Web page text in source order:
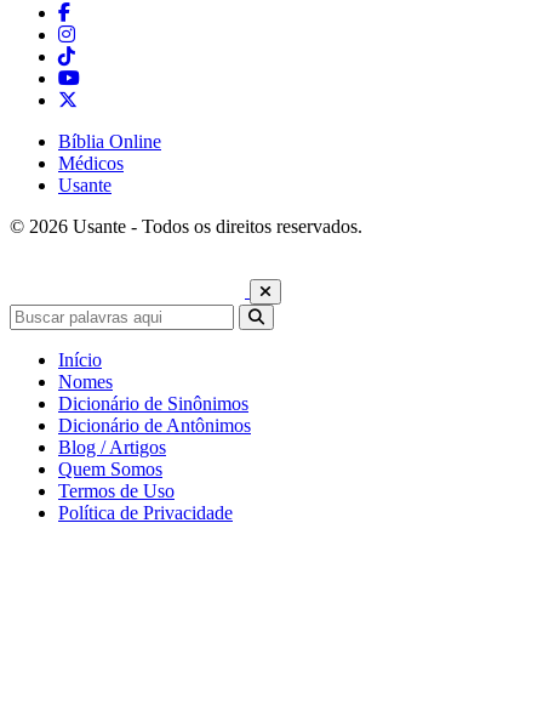
Bíblia Online
Médicos
Usante
© 2026 Usante - Todos os direitos reservados.
Início
Nomes
Dicionário de Sinônimos
Dicionário de Antônimos
Blog / Artigos
Quem Somos
Termos de Uso
Política de Privacidade